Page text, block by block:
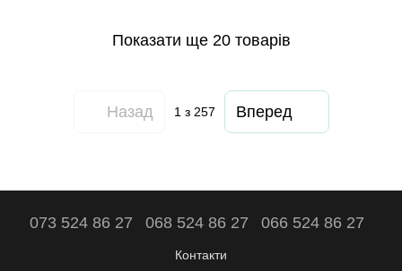
Показати ще 20 товарів
Назад 1 з 257 Вперед
073 524 86 27 068 524 86 27 066 524 86 27
Контакти